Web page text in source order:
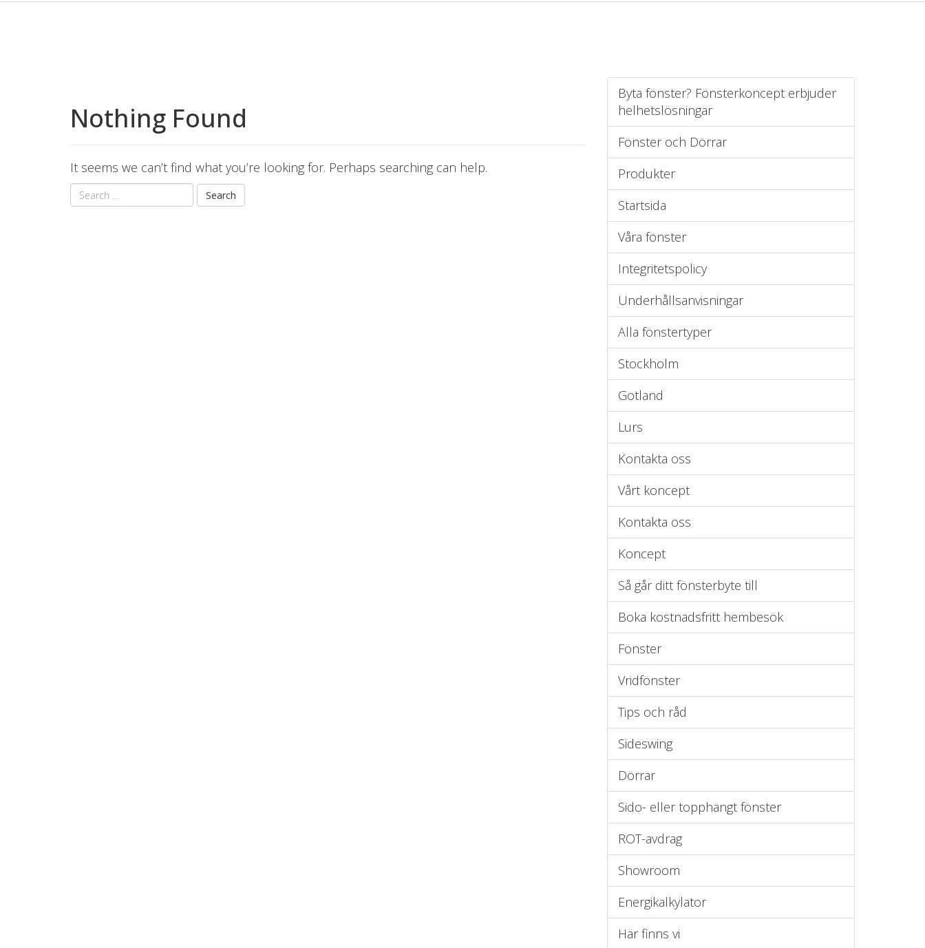
Nothing Found
It seems we can’t find what you’re looking for. Perhaps searching can help.
Byta fönster? Fönsterkoncept erbjuder
helhetslösningar
Fönster och Dörrar
Produkter
Startsida
Våra fönster
Integritetspolicy
Underhållsanvisningar
Alla fönstertyper
Stockholm
Gotland
Lurs
Kontakta oss
Vårt koncept
Kontakta oss
Koncept
Så går ditt fönsterbyte till
Boka kostnadsfritt hembesök
Fönster
Vridfönster
Tips och råd
Sideswing
Dörrar
Sido- eller topphängt fönster
ROT-avdrag
Showroom
Energikalkylator
Här finns vi